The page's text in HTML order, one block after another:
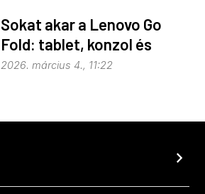
Sokat akar a Lenovo Go
Fold: tablet, konzol és
notebook egyben
2026. március 4., 11:22
chevron_right